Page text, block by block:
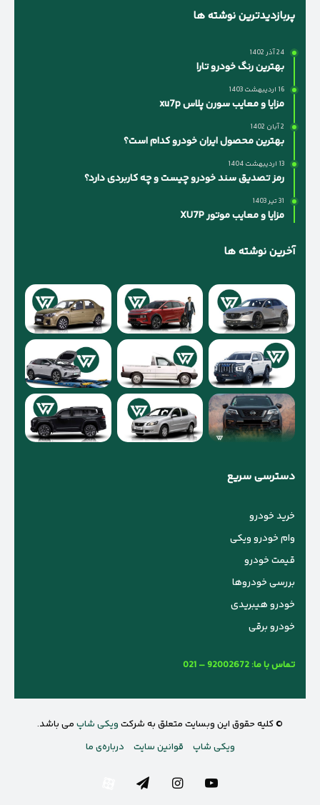
پربازدیدترین نوشته ها
24 آذر 1402
بهترین رنگ خودرو تارا
16 اردیبهشت 1403
مزایا و معایب سورن پلاس xu7p
2 آبان 1402
بهترین محصول ایران خودرو کدام است؟
13 اردیبهشت 1404
رمز تصدیق سند خودرو چیست و چه کاربردی دارد؟
31 تیر 1403
مزایا و معایب موتور XU7P
آخرین نوشته ها
دسترسی سریع
خرید خودرو
وام خودرو ویکی
قیمت خودرو
بررسی خودروها
خودرو هیبریدی
خودرو برقی
تماس با ما: 021 – 92002672
© کلیه حقوق این وبسایت متعلق به شرکت ویکی شاپ می باشد.
ویکی شاپ
قوانین سایت درباره‌ی ما
یوتیوباینستاگرامتلگرام